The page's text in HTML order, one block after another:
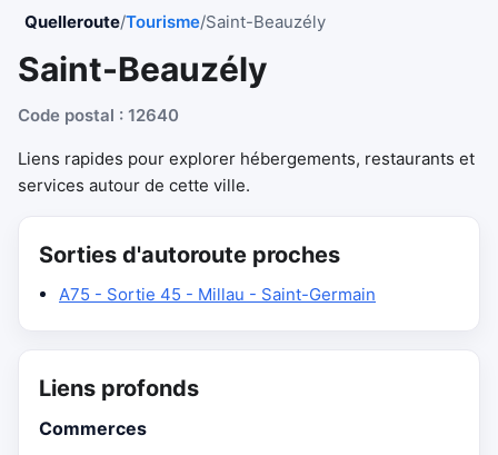
Quelleroute/Tourisme/Saint-Beauzély
Saint-Beauzély
Code postal : 12640
Liens rapides pour explorer hébergements, restaurants et
services autour de cette ville.
Sorties d'autoroute proches
A75 - Sortie 45 - Millau - Saint-Germain
Liens profonds
Commerces